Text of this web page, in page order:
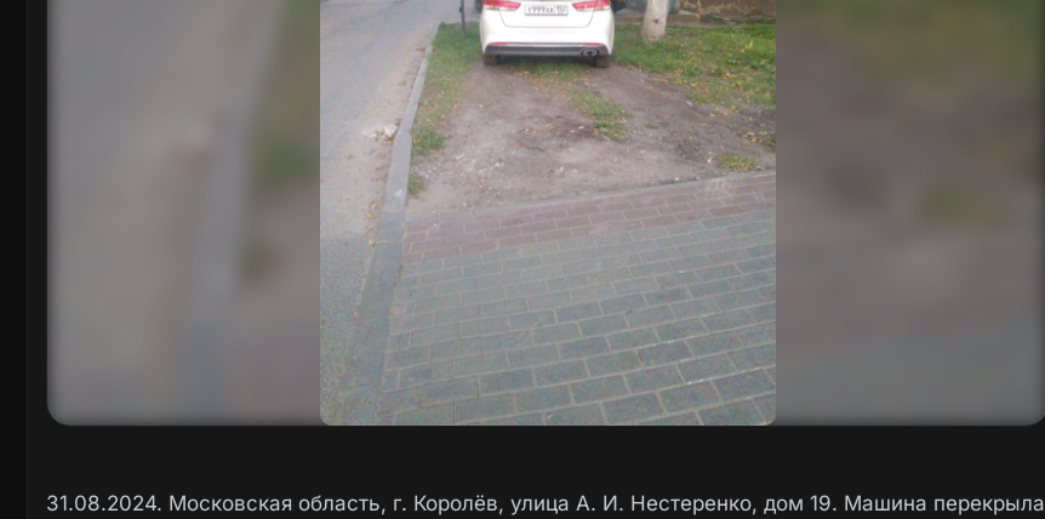
31.08.2024. Московская область, г. Королёв, улица А. И. Нестеренко, дом 19. Машина перекрыла